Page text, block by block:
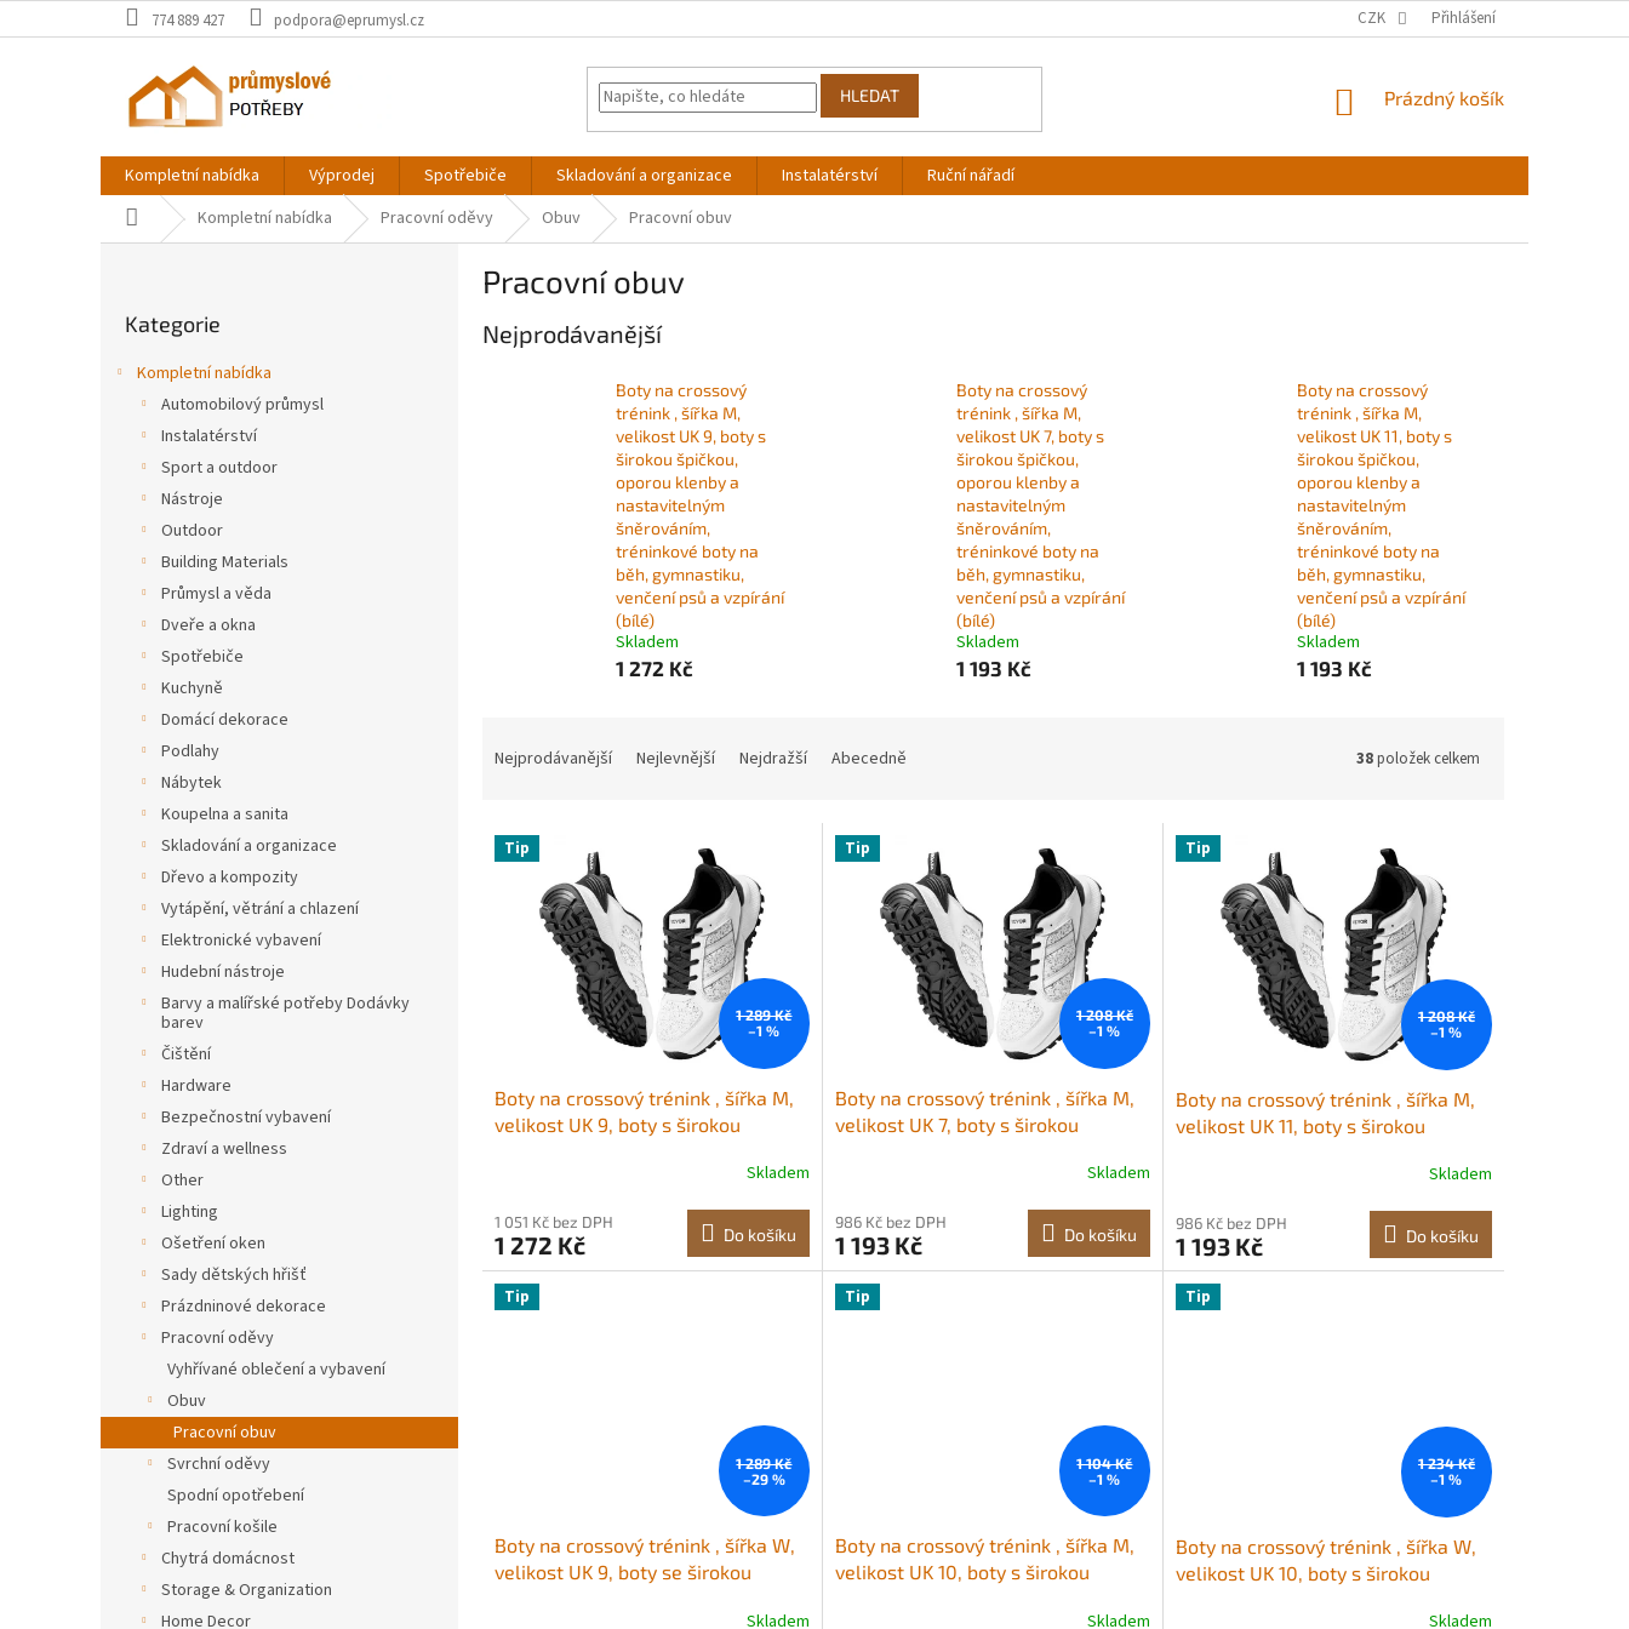
na
774 889 427 podpora@eprumysl.cz CZK Přihlášení
HLEDAT
NÁKUPNÍ
Prázdný košík
Kompletní nabídka Výprodej Spotřebiče Skladování a organizace Instalatérství
Ruční nářadí
Domů Kompletní nabídka Pracovní oděvy Obuv Pracovní obuv
kategorie
Kategorie
Kompletní nabídka
Automobilový průmysl
Instalatérství
Sport a outdoor
Nástroje
Outdoor
Building Materials
Průmysl a věda
Dveře a okna
Spotřebiče
Kuchyně
Domácí dekorace
Podlahy
Nábytek
Koupelna a sanita
Skladování a organizace
Dřevo a kompozity
Vytápění, větrání a chlazení
Elektronické vybavení
Hudební nástroje
Barvy a malířské potřeby Dodávky
barev
Čištění
Hardware
Bezpečnostní vybavení
Zdraví a wellness
Other
Lighting
Ošetření oken
Sady dětských hřišť
Prázdninové dekorace
Pracovní oděvy
Vyhřívané oblečení a vybavení
Obuv
Pracovní obuv
Svrchní oděvy
Spodní opotřebení
Pracovní košile
Chytrá domácnost
Storage & Organization
Home Decor
Pracovní obuv
Nejprodávanější
Boty na crossový
trénink , šířka M,
velikost UK 9, boty s
širokou špičkou,
oporou klenby a
nastavitelným
šněrováním,
tréninkové boty na
běh, gymnastiku,
venčení psů a vzpírání
(bílé)
Skladem
1 272 Kč
Boty na crossový
trénink , šířka M,
velikost UK 7, boty s
širokou špičkou,
oporou klenby a
nastavitelným
šněrováním,
tréninkové boty na
běh, gymnastiku,
venčení psů a vzpírání
(bílé)
Skladem
1 193 Kč
Boty na crossový
trénink , šířka M,
velikost UK 11, boty s
širokou špičkou,
oporou klenby a
nastavitelným
šněrováním,
tréninkové boty na
běh, gymnastiku,
venčení psů a vzpírání
(bílé)
Skladem
1 193 Kč
n
Nejprodávanější Nejlevnější Nejdražší Abecedně 38položek celkem
V Tip
1 289 Kč
–1 %
Boty na crossový trénink , šířka M,
velikost UK 9, boty s širokou
tréninkové boty na běh,
gymnastiku, venčení psů a vzpírání
(bílé)
Skladem
1 051 Kč bez DPH
1 272 Kč Do košíku
Tip
1 208 Kč
–1 %
Boty na crossový trénink , šířka M,
velikost UK 7, boty s širokou
tréninkové boty na běh,
gymnastiku, venčení psů a vzpírání
(bílé)
Skladem
986 Kč bez DPH
1 193 Kč Do košíku
Tip
1 208 Kč
–1 %
Boty na crossový trénink , šířka M,
velikost UK 11, boty s širokou
gymnastiku, venčení psů a vzpírání
(bílé)
Skladem
986 Kč bez DPH
1 193 Kč Do košíku
Tip
1 289 Kč
–29 %
Boty na crossový trénink , šířka W,
velikost UK 9, boty se širokou
Skladem
Tip
1 104 Kč
–1 %
Boty na crossový trénink , šířka M,
velikost UK 10, boty s širokou
Skladem
Tip
1 234 Kč
–1 %
Boty na crossový trénink , šířka W,
velikost UK 10, boty s širokou
Skladem